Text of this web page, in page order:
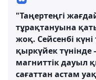
"Таңертеңгі
тұрақтануына
жоқ. Сейсенбі
қыркүйек түнінде
магниттік дауыл
сағаттан астам